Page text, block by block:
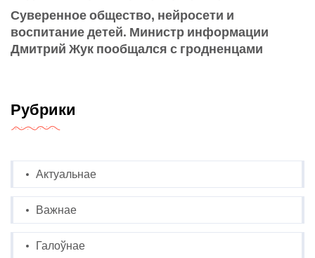
Суверенное общество, нейросети и
воспитание детей. Министр информации
Дмитрий Жук пообщался с гродненцами
Рубрики
Актуальнае
Важнае
Галоўнае